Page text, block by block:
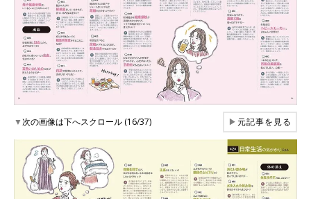
▼次の画像は下へスクロール (16/37) ▶元記事を見る